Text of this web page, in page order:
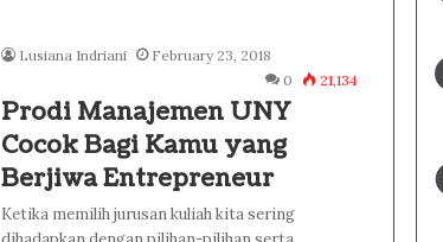
Lusiana Indriani
February 23, 2018
0
21,134
Prodi Manajemen UNY
Cocok Bagi Kamu yang
Berjiwa Entrepreneur
Ketika memilih jurusan kuliah kita sering